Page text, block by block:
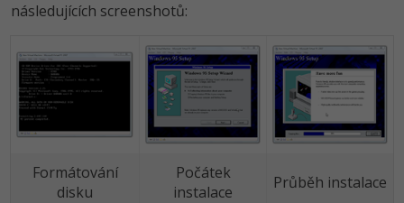
následujících screenshotů:
Formátování
disku
Počátek
instalace
Průběh instalace